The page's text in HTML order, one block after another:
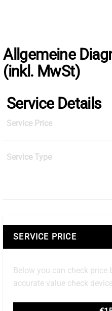
Allgemeine
(inkl. MwSt)
Service Details
Service Price
Service Type
SERVICE PRICE
Below you can check price
accurate value check